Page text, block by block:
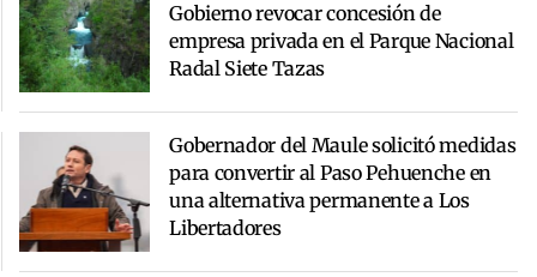
Gobierno revocar concesión de
empresa privada en el Parque Nacional
Radal Siete Tazas
Gobernador del Maule solicitó medidas
para convertir al Paso Pehuenche en
una alternativa permanente a Los
Libertadores